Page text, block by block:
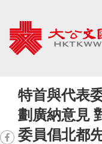
特首與代表
劃廣納意見
委員倡北都